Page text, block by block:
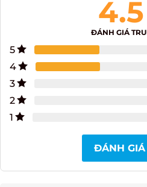
4.5
ĐÁNH GIÁ
5
4
3
2
1
ĐÁNH GIÁ